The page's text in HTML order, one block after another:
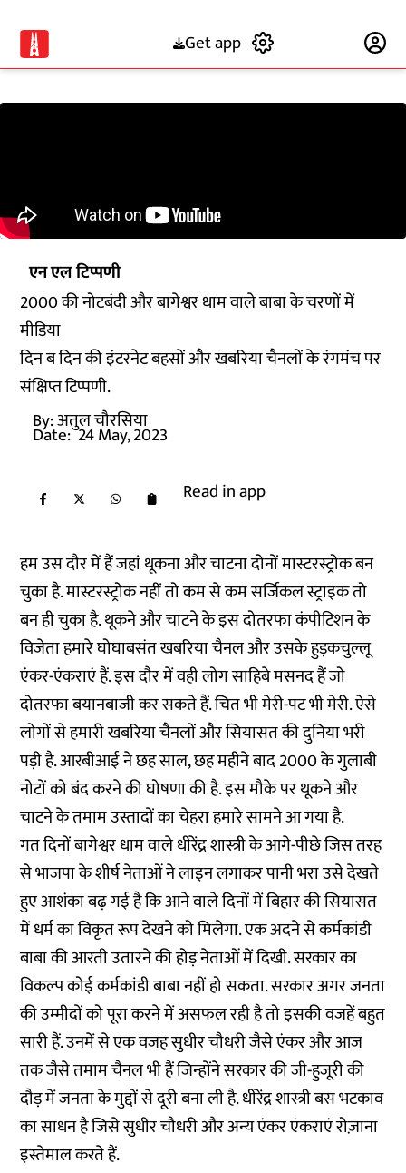
Get app
एन एल टिप्पणी
2000 की नोटबंदी और बागेश्वर धाम वाले बाबा के चरणों में
मीडिया
दिन ब दिन की इंटरनेट बहसों और खबरिया चैनलों के रंगमंच पर
संक्षिप्त टिप्पणी.
By:अतुल चौरसिया
Date: 24 May, 2023
Read in app
हम उस दौर में हैं जहां थूकना और चाटना दोनों मास्टरस्ट्रोक बन
चुका है. मास्टरस्ट्रोक नहीं तो कम से कम सर्जिकल स्ट्राइक तो
बन ही चुका है. थूकने और चाटने के इस दोतरफा कंपीटिशन के
विजेता हमारे घोघाबसंत खबरिया चैनल और उसके हुड़कचुल्लू
एंकर-एंकराएं हैं. इस दौर में वही लोग साहिबे मसनद हैं जो
दोतरफा बयानबाजी कर सकते हैं. चित भी मेरी-पट भी मेरी. ऐसे
लोगों से हमारी खबरिया चैनलों और सियासत की दुनिया भरी
पड़ी है. आरबीआई ने छह साल, छह महीने बाद 2000 के गुलाबी
नोटों को बंद करने की घोषणा की है. इस मौके पर थूकने और
चाटने के तमाम उस्तादों का चेहरा हमारे सामने आ गया है.
गत दिनों बागेश्वर धाम वाले धीरेंद्र शास्त्री के आगे-पीछे जिस तरह
से भाजपा के शीर्ष नेताओं ने लाइन लगाकर पानी भरा उसे देखते
हुए आशंका बढ़ गई है कि आने वाले दिनों में बिहार की सियासत
में धर्म का विकृत रूप देखने को मिलेगा. एक अदने से कर्मकांडी
बाबा की आरती उतारने की होड़ नेताओं में दिखी. सरकार का
विकल्प कोई कर्मकांडी बाबा नहीं हो सकता. सरकार अगर जनता
की उम्मीदों को पूरा करने में असफल रही है तो इसकी वजहें बहुत
सारी हैं. उनमें से एक वजह सुधीर चौधरी जैसे एंकर और आज
तक जैसे तमाम चैनल भी हैं जिन्होंने सरकार की जी-हुजूरी की
दौड़ में जनता के मुद्दों से दूरी बना ली है. धीरेंद्र शास्त्री बस भटकाव
का साधन है जिसे सुधीर चौधरी और अन्य एंकर एंकराएं रोज़ाना
इस्तेमाल करते हैं.